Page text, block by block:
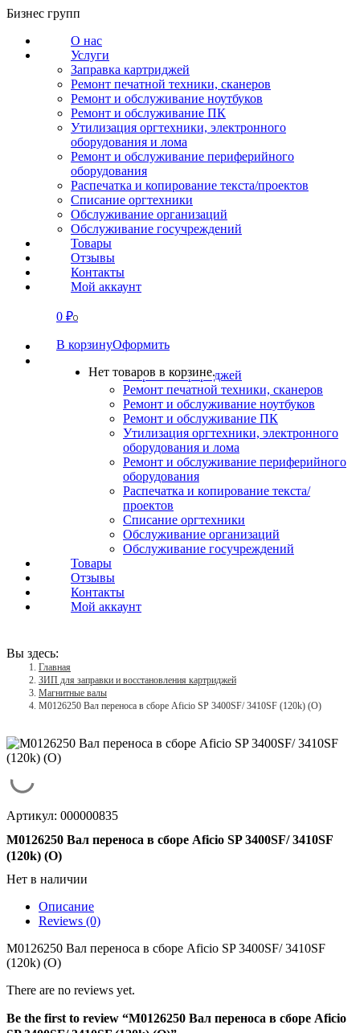
Перейти
содержанию
Бизнес групп
О нас
Услуги
Заправка картриджей
Ремонт печатной техники, сканеров
Ремонт и обслуживание ноутбуков
Ремонт и обслуживание ПК
Утилизация оргтехники, электронного
оборудования и лома
Ремонт и обслуживание периферийного
оборудования
Распечатка и копирование текста/проектов
Списание оргтехники
Обслуживание организаций
Обслуживание госучреждений
Товары
Отзывы
Контакты
Мой аккаунт
0 ₽0
В корзинуОформить
Нет товаров в корзине.
СВЯЗАТЬСЯ
О нас
Заправка картриджей
Ремонт печатной техники, сканеров
Ремонт и обслуживание ноутбуков
Ремонт и обслуживание ПК
Утилизация оргтехники, электронного
оборудования и лома
Ремонт и обслуживание периферийного
оборудования
Распечатка и копирование текста/
проектов
Списание оргтехники
Обслуживание организаций
Обслуживание госучреждений
Товары
Отзывы
Контакты
Мой аккаунт
Вы здесь:
Главная
ЗИП для заправки и восстановления картриджей
Магнитные валы
M0126250 Вал переноса в сборе Aficio SP 3400SF/ 3410SF (120k) (O)
Артикул: 000000835
M0126250 Вал переноса в сборе Aficio SP 3400SF/ 3410SF
(120k) (O)
Нет в наличии
Описание
Reviews (0)
M0126250 Вал переноса в сборе Aficio SP 3400SF/ 3410SF
(120k) (O)
There are no reviews yet.
Be the first to review “M0126250 Вал переноса в сборе Aficio